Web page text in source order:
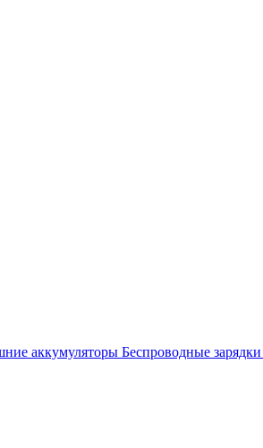
аккумуляторы Беспроводные зарядки